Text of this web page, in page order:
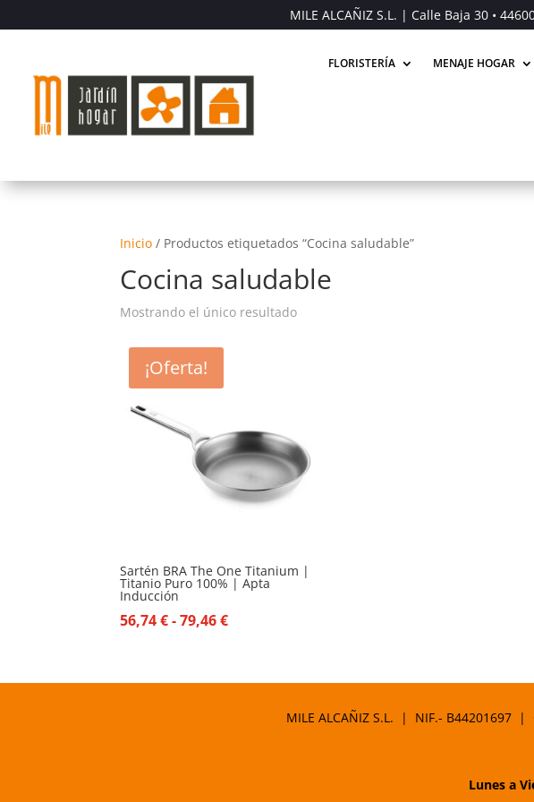
MILE ALCAÑIZ S.L. | Calle Baja 30 •
FLORISTERÍA MENAJE HOGAR
Inicio / Productos etiquetados “Cocina saludable”
Cocina saludable
Mostrando el único resultado
¡Oferta!
Sartén BRA The One Titanium |
Titanio Puro 100% | Apta
Inducción
56,74€ - 79,46€Rango
MILE ALCAÑIZ S.L. | NIF.- B44201697 |
Lunes a